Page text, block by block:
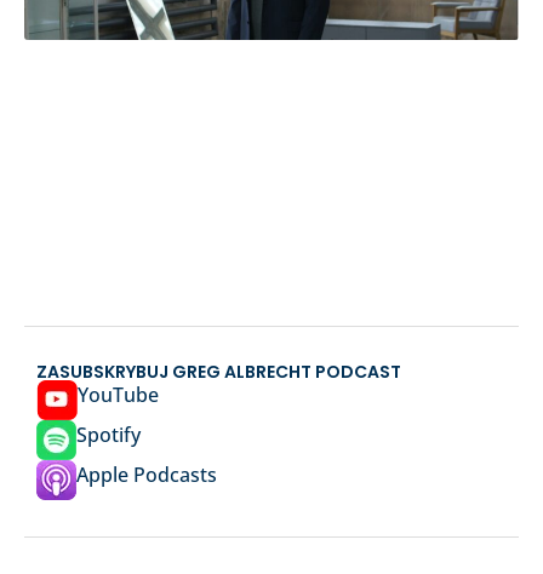
ZASUBSKRYBUJ GREG ALBRECHT PODCAST
YouTube
Spotify
Apple Podcasts